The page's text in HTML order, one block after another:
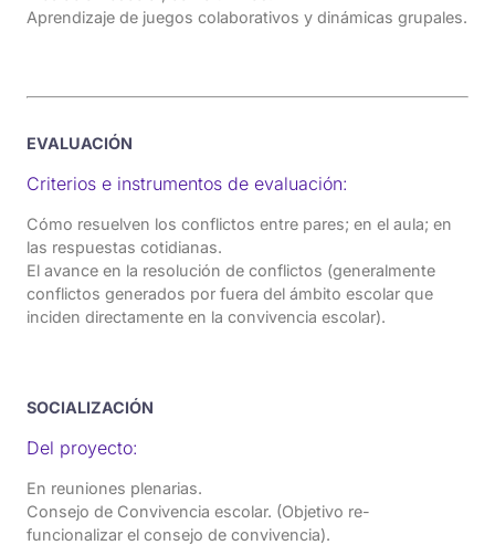
Aprendizaje de juegos colaborativos y dinámicas grupales.
EVALUACIÓN
Criterios e instrumentos de evaluación:
Cómo resuelven los conflictos entre pares; en el aula; en
las respuestas cotidianas.
El avance en la resolución de conflictos (generalmente
conflictos generados por fuera del ámbito escolar que
inciden directamente en la convivencia escolar).
SOCIALIZACIÓN
Del proyecto:
En reuniones plenarias.
Consejo de Convivencia escolar. (Objetivo re-
funcionalizar el consejo de convivencia).